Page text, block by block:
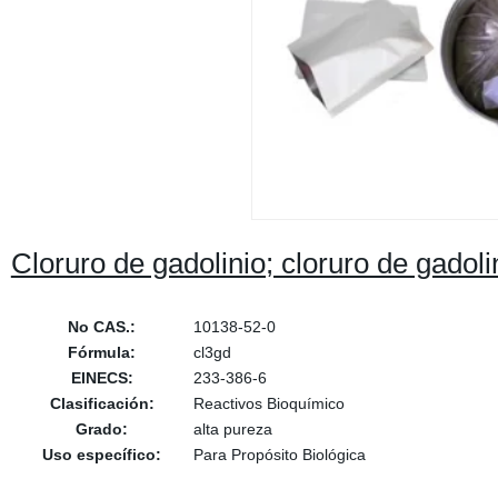
Cloruro de gadolinio; cloruro de
No CAS.:
10138-52-0
Fórmula:
cl3gd
EINECS:
233-386-6
Clasificación:
Reactivos Bioquímico
Grado:
alta pureza
Uso específico:
Para Propósito Biológica